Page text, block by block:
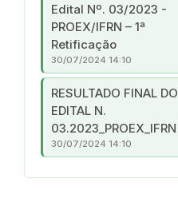
Edital Nº. 03/2023 -
PROEX/IFRN – 1ª
Retificação
30/07/2024 14:10
RESULTADO FINAL DO
EDITAL N.
03.2023_PROEX_IFRN
30/07/2024 14:10